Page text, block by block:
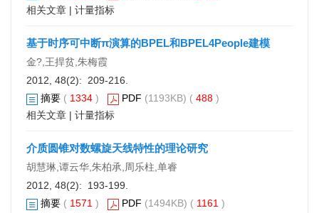
相关文章 | 计量指标
基于时序可中断π演算的BPEL和BPEL4People建模
金?,王捍贫,朱梅霞
2012, 48(2): 209-216.
摘要 ( 1334 ) PDF (1193KB) ( 488 )
相关文章 | 计量指标
介质圆锥对数螺旋天线特性的理论研究
胡慧琳,谭云华,朱柏承,周乐柱,单睿
2012, 48(2): 193-199.
摘要 ( 1571 ) PDF (1494KB) ( 1161 )